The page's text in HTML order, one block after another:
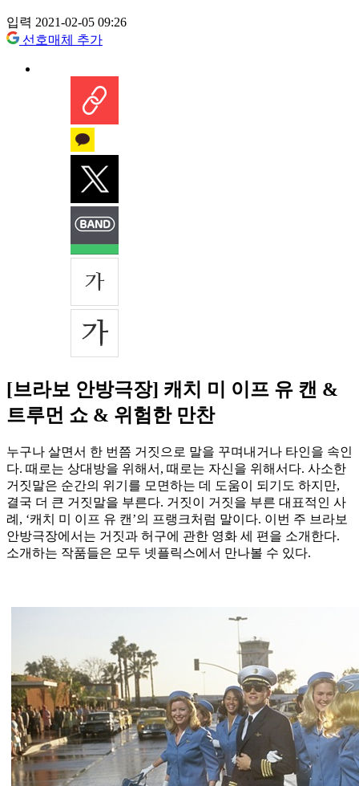
입력 2021-02-05 09:26
선호매체 추가
[브라보 안방극장] 캐치 미 이프 유 캔 &
트루먼 쇼 & 위험한 만찬
누구나 살면서 한 번쯤 거짓으로 말을 꾸며내거나 타인을 속인
다. 때로는 상대방을 위해서, 때로는 자신을 위해서다. 사소한
거짓말은 순간의 위기를 모면하는 데 도움이 되기도 하지만,
결국 더 큰 거짓말을 부른다. 거짓이 거짓을 부른 대표적인 사
례, ‘캐치 미 이프 유 캔’의 프랭크처럼 말이다. 이번 주 브라보
안방극장에서는 거짓과 허구에 관한 영화 세 편을 소개한다.
소개하는 작품들은 모두 넷플릭스에서 만나볼 수 있다.